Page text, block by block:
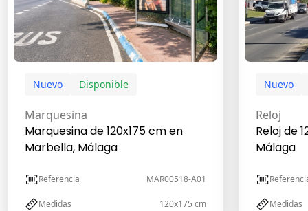
Nuevo Disponible
Marquesina
Marquesina de 120x175 cm en
Marbella, Málaga
Referencia MAR00518-A01
Medidas 120x175 cm
Nuevo
Reloj
Reloj de
Málaga
Medidas